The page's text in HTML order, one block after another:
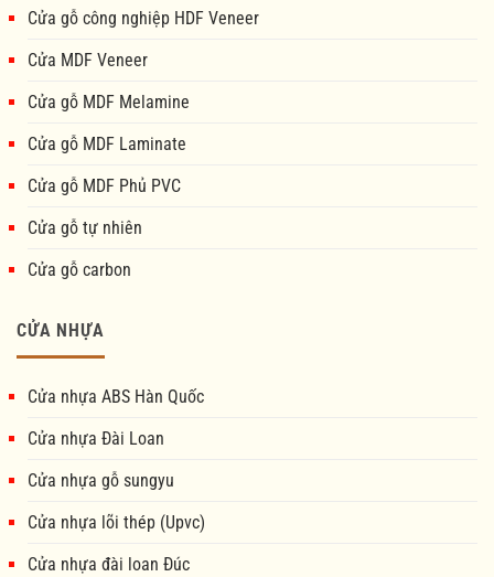
Cửa gỗ công nghiệp HDF Veneer
Cửa MDF Veneer
Cửa gỗ MDF Melamine
Cửa gỗ MDF Laminate
Cửa gỗ MDF Phủ PVC
Cửa gỗ tự nhiên
Cửa gỗ carbon
CỬA NHỰA
Cửa nhựa ABS Hàn Quốc
Cửa nhựa Đài Loan
Cửa nhựa gỗ sungyu
Cửa nhựa lõi thép (Upvc)
Cửa nhựa đài loan Đúc